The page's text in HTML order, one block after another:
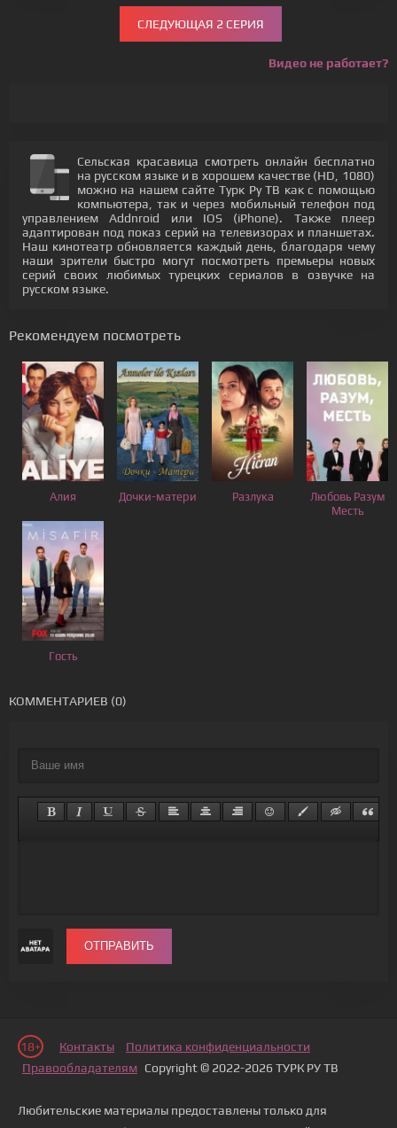
СЛЕДУЮЩАЯ 2 СЕРИЯ
Видео не работает?
Сельская красавица смотреть онлайн бесплатно
на русском языке и в хорошем качестве (HD, 1080)
можно на нашем сайте Турк Ру ТВ как с помощью
компьютера, так и через мобильный телефон под
управлением Addnroid или IOS (iPhone). Также плеер
адаптирован под показ серий на телевизорах и планшетах.
Наш кинотеатр обновляется каждый день, благодаря чему
наши зрители быстро могут посмотреть премьеры новых
серий своих любимых турецких сериалов в озвучке на
русском языке.
Рекомендуем посмотреть
Алия Дочки-матери Разлука
Любовь Разум
Месть
Гость
КОММЕНТАРИЕВ (0)
ОТПРАВИТЬ
18+ Контакты
Политика конфиденциальности
Правообладателям Copyright © 2022-2026 ТУРК РУ ТВ
Любительские материалы предоставлены только для